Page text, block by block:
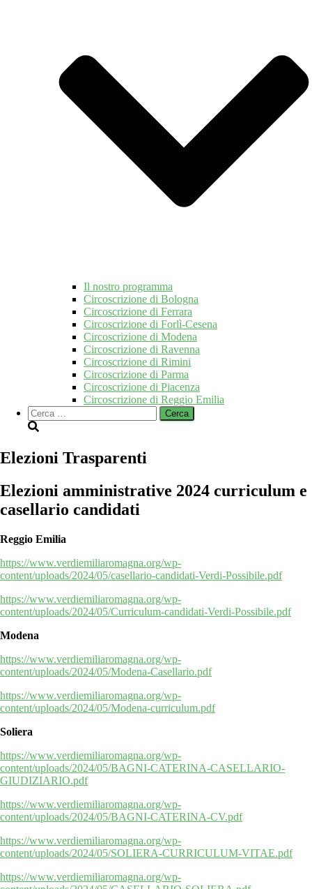
Il nostro programma
Circoscrizione di Bologna
Circoscrizione di Ferrara
Circoscrizione di Forlì-Cesena
Circoscrizione di Modena
Circoscrizione di Ravenna
Circoscrizione di Rimini
Circoscrizione di Parma
Circoscrizione di Piacenza
Circoscrizione di Reggio Emilia
Ricerca
per:
Elezioni Trasparenti
Elezioni amministrative 2024 curriculum e
casellario candidati
Reggio Emilia
https://www.verdiemiliaromagna.org/wp-
content/uploads/2024/05/casellario-candidati-Verdi-Possibile.pdf
https://www.verdiemiliaromagna.org/wp-
content/uploads/2024/05/Curriculum-candidati-Verdi-Possibile.pdf
Modena
https://www.verdiemiliaromagna.org/wp-
content/uploads/2024/05/Modena-Casellario.pdf
https://www.verdiemiliaromagna.org/wp-
content/uploads/2024/05/Modena-curriculum.pdf
Soliera
https://www.verdiemiliaromagna.org/wp-
content/uploads/2024/05/BAGNI-CATERINA-CASELLARIO-
GIUDIZIARIO.pdf
https://www.verdiemiliaromagna.org/wp-
content/uploads/2024/05/BAGNI-CATERINA-CV.pdf
https://www.verdiemiliaromagna.org/wp-
content/uploads/2024/05/SOLIERA-CURRICULUM-VITAE.pdf
https://www.verdiemiliaromagna.org/wp-